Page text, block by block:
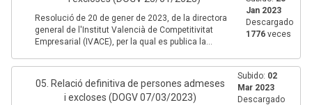
Resolució de 20 de gener de 2023, de la directora
general de l'Institut Valencià de Competitivitat
Empresarial (IVACE), per la qual es publica la...
Jan 2023
Descargado
1776 veces
05. Relació definitiva de persones admeses
i excloses (DOGV 07/03/2023)
Subido: 02
Mar 2023
Descargado